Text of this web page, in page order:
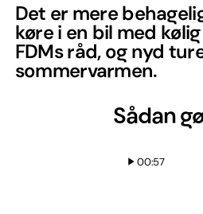
Det er mere
køre i en bil med
FDMs råd, og nyd
sommervarmen.
Sådan
00:57